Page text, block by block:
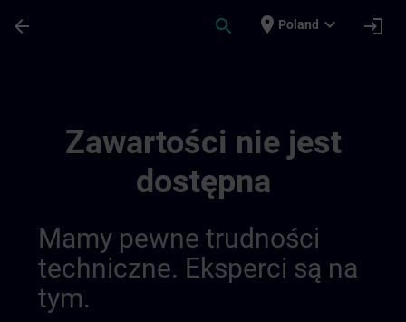
arrow_back search place Poland expand_more login
Zawartości nie jest
dostępna
Mamy pewne trudności
techniczne. Eksperci są na
tym.